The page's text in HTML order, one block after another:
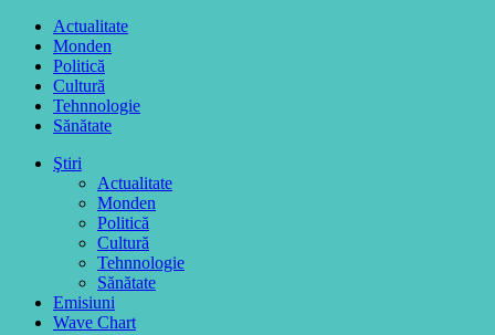
Actualitate
Monden
Politică
Cultură
Tehnnologie
Sănătate
Ştiri
Actualitate
Monden
Politică
Cultură
Tehnnologie
Sănătate
Emisiuni
Wave Chart